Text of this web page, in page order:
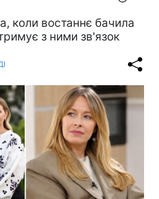
коли востаннє бачила
з ними зв'язок